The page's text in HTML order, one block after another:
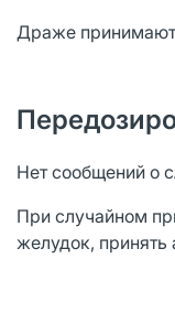
Драже
Нет сообщений о
При случайном
желудок, принять